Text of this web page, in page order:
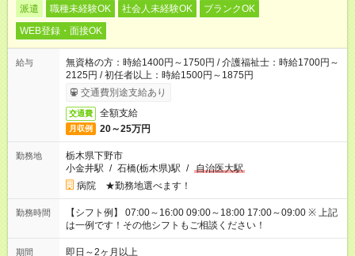
派遣 職種未経験OK 社会人未経験OK
ブランクOK
WEB登録・面接OK
給与
無資格の方：時給1400円～1750円 / 介護福祉士：時給1700円～
2125円 / 初任者以上：時給1500円～1875円
交通費別途支給あり
交通費 全額支給
月収例 20～25万円
勤務地
栃木県下野市
小金井駅 / 石橋(栃木県)駅 / 自治医大駅
病院 ★勤務地選べます！
勤務時間
【シフト例】 07:00～16:00 09:00～18:00 17:00～09:00 ※ 上記
は一例です！その他シフトもご相談ください！
期間 即日～2ヶ月以上